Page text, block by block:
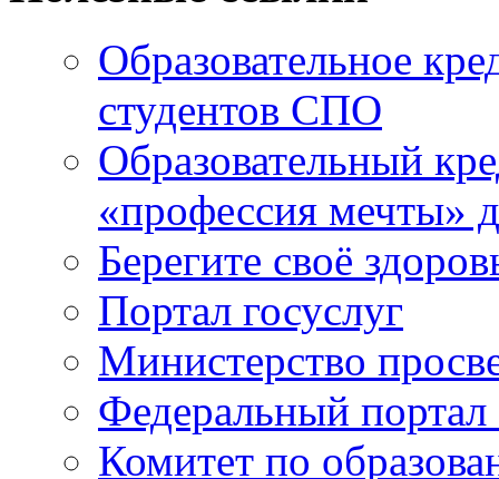
Образовательное
студентов СПО
Образовательный
«профессия мечты»
Берегите своё
Портал госуслуг
Министерство
Федеральный портал
Комитет по